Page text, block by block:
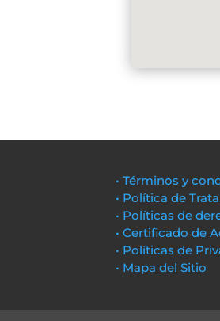
• Términos y
• Política de
• Políticas de
• Certificado de
• Políticas de
• Mapa del Sitio